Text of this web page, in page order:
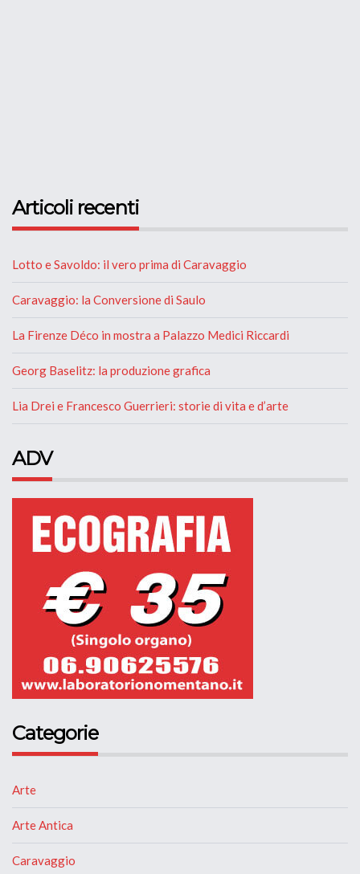
Articoli recenti
Lotto e Savoldo: il vero prima di Caravaggio
Caravaggio: la Conversione di Saulo
La Firenze Déco in mostra a Palazzo Medici Riccardi
Georg Baselitz: la produzione grafica
Lia Drei e Francesco Guerrieri: storie di vita e d’arte
ADV
Categorie
Arte
Arte Antica
Caravaggio